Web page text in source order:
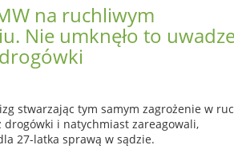
na ruchliwym
Nie umknęło to
stwarzając tym samym zagrożenie w
i natychmiast zareagowali,
27-latka sprawą w sądzie.